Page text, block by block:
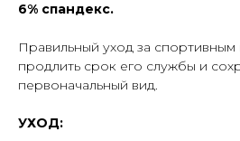
6% спандекс.
Правильный уход за
продлить срок его службы и
первоначальный вид.
УХОД:
Таблица размеров
качества